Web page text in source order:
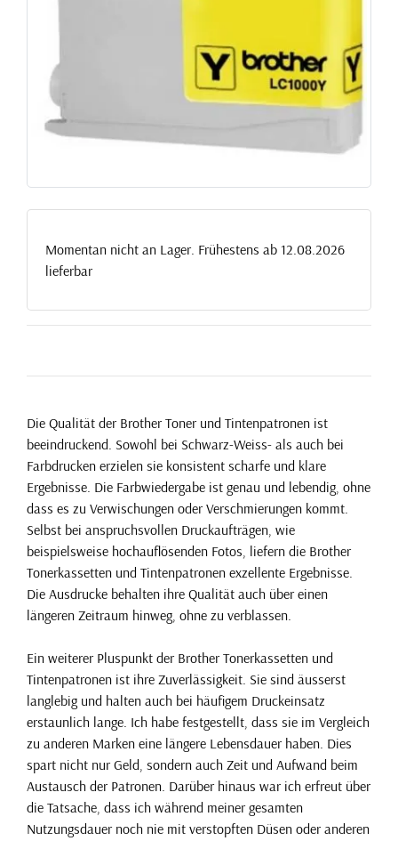
Momentan nicht an Lager. Frühestens ab 12.08.2026
lieferbar
Die Qualität der Brother Toner und Tintenpatronen ist
beeindruckend. Sowohl bei Schwarz-Weiss- als auch bei
Farbdrucken erzielen sie konsistent scharfe und klare
Ergebnisse. Die Farbwiedergabe ist genau und lebendig, ohne
dass es zu Verwischungen oder Verschmierungen kommt.
Selbst bei anspruchsvollen Druckaufträgen, wie
beispielsweise hochauflösenden Fotos, liefern die Brother
Tonerkassetten und Tintenpatronen exzellente Ergebnisse.
Die Ausdrucke behalten ihre Qualität auch über einen
längeren Zeitraum hinweg, ohne zu verblassen.
Ein weiterer Pluspunkt der Brother Tonerkassetten und
Tintenpatronen ist ihre Zuverlässigkeit. Sie sind äusserst
langlebig und halten auch bei häufigem Druckeinsatz
erstaunlich lange. Ich habe festgestellt, dass sie im Vergleich
zu anderen Marken eine längere Lebensdauer haben. Dies
spart nicht nur Geld, sondern auch Zeit und Aufwand beim
Austausch der Patronen. Darüber hinaus war ich erfreut über
die Tatsache, dass ich während meiner gesamten
Nutzungsdauer noch nie mit verstopften Düsen oder anderen